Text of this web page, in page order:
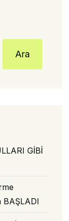
Ara
GİBİ
BAŞLADI